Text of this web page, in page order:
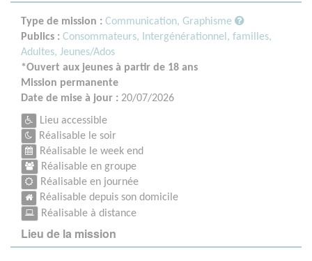
Type de mission : Communication, Graphisme
Publics : Consommateurs,
Intergénérationnel, familles,
Adultes, Jeunes/Ados
*Ouvert aux jeunes à partir de 18 ans
Mission permanente
Date de mise à jour : 20/07/2026
Lieu accessible
Réalisable le soir
Réalisable le week end
Réalisable en groupe
Réalisable en journée
Réalisable depuis son domicile
Réalisable à distance
Lieu de la mission